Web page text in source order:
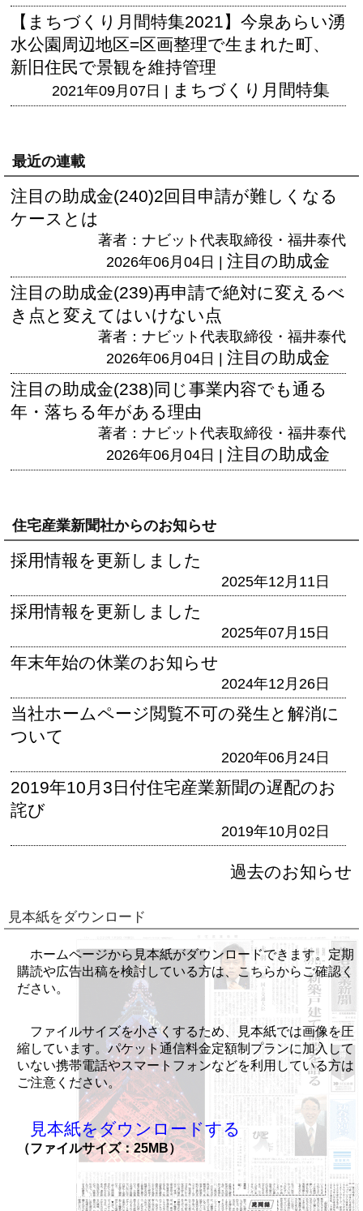
【まちづくり月間特集2021】今泉あらい湧
水公園周辺地区=区画整理で生まれた町、
新旧住民で景観を維持管理
2021年09月07日 | まちづくり月間特集
最近の連載
注目の助成金(240)2回目申請が難しくなる
ケースとは
著者：ナビット代表取締役・福井泰代
2026年06月04日 | 注目の助成金
注目の助成金(239)再申請で絶対に変えるべ
き点と変えてはいけない点
著者：ナビット代表取締役・福井泰代
2026年06月04日 | 注目の助成金
注目の助成金(238)同じ事業内容でも通る
年・落ちる年がある理由
著者：ナビット代表取締役・福井泰代
2026年06月04日 | 注目の助成金
住宅産業新聞社からのお知らせ
採用情報を更新しました
2025年12月11日
採用情報を更新しました
2025年07月15日
年末年始の休業のお知らせ
2024年12月26日
当社ホームページ閲覧不可の発生と解消に
ついて
2020年06月24日
2019年10月3日付住宅産業新聞の遅配のお
詫び
2019年10月02日
過去のお知らせ
見本紙をダウンロード
ホームページから見本紙がダウンロードできます。定期
購読や広告出稿を検討している方は、こちらからご確認く
ださい。
ファイルサイズを小さくするため、見本紙では画像を圧
縮しています。パケット通信料金定額制プランに加入して
いない携帯電話やスマートフォンなどを利用している方は
ご注意ください。
見本紙をダウンロードする
（ファイルサイズ：25MB）